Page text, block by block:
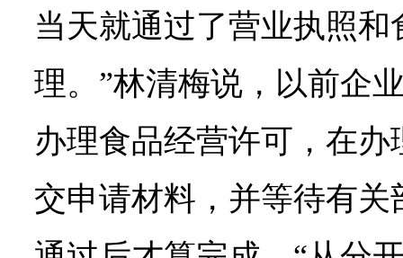
当天就通过了营业执照
理。”林清梅说，以前企
办理食品经营许可，在
交申请材料，并等待有